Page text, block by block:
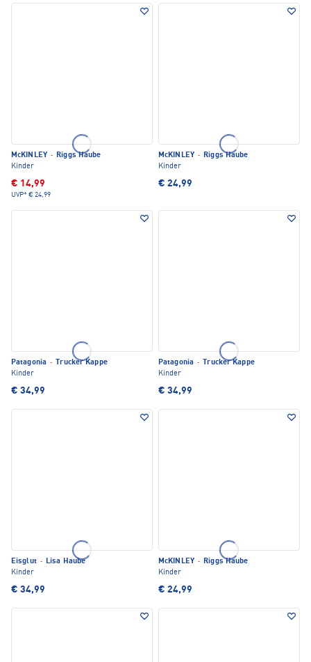
McKINLEY · Riggs Haube
Kinder
€ 14,99
UVP* € 24,99
McKINLEY · Riggs Haube
Kinder
€ 24,99
Patagonia ·
Trucker Kappe
Kinder
€ 34,99
Patagonia ·
Trucker Kappe
Kinder
€ 34,99
Eisglut · Lisa Haube
Kinder
€ 34,99
McKINLEY · Riggs Haube
Kinder
€ 24,99